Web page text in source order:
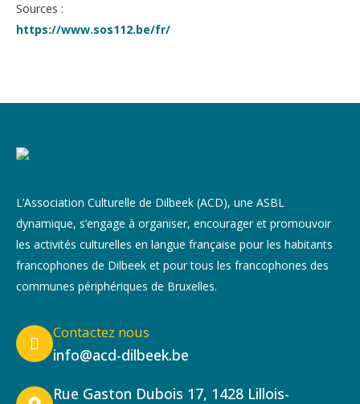
Sources :
https://www.sos112.be/fr/
L’Association Culturelle de Dilbeek (ACD), une ASBL
dynamique, s’engage à organiser, encourager et promouvoir
les activités culturelles en langue française pour les habitants
francophones de Dilbeek et pour tous les francophones des
communes périphériques de Bruxelles.
Contactez nous
info@acd-dilbeek.be
Rue Gaston Dubois 17, 1428 Lillois-